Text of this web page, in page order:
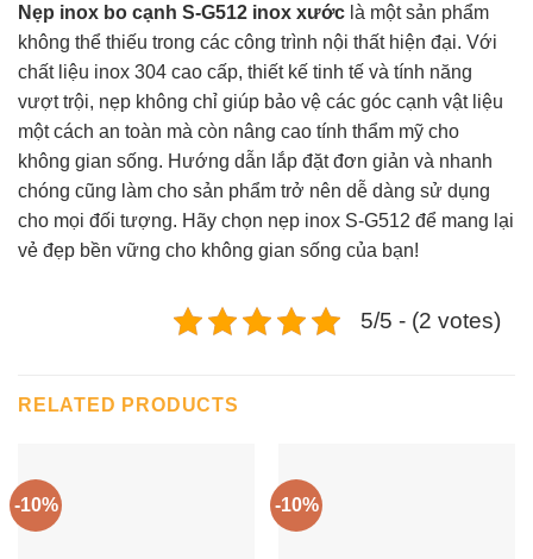
Nẹp inox bo cạnh S-G512 inox xước là một sản phẩm
không thể thiếu trong các công trình nội thất hiện đại. Với
chất liệu inox 304 cao cấp, thiết kế tinh tế và tính năng
vượt trội, nẹp không chỉ giúp bảo vệ các góc cạnh vật liệu
một cách an toàn mà còn nâng cao tính thẩm mỹ cho
không gian sống. Hướng dẫn lắp đặt đơn giản và nhanh
chóng cũng làm cho sản phẩm trở nên dễ dàng sử dụng
cho mọi đối tượng. Hãy chọn nẹp inox S-G512 để mang lại
vẻ đẹp bền vững cho không gian sống của bạn!
5/5 - (2 votes)
RELATED PRODUCTS
-10% -10%